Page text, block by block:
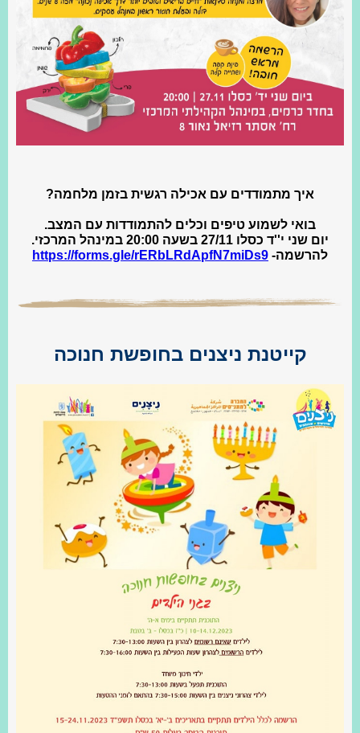
איך מתמודדים עם אכילה רגשית בזמן מלחמה?
בואי לשמוע טיפים וכלים להתמודדות עם המצב.
יום שני י''ד כסלו 27/11 בשעה 20:00 במינהל המרכזי.
להרשמה- https://forms.gle/rERbLRdApfN7miDs9
קייטנת ניצנים בחופשת חנוכה